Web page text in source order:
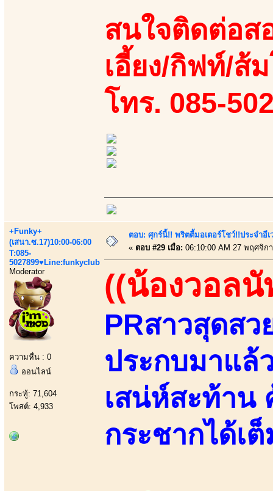
สนใจติดต่อส
เอี้ยง/กิฟท์/ส้
โทร. 085-
+Funky+
(เสนา.ซ.17)10:00-06:00
T:085-
5027899♥Line:funkyclub
Moderator
ความหื่น : 0
ออนไลน์
กระทู้: 71,604
โพสต์: 4,933
ตอบ: ศุกร์นี้!! พริตตี้มอเตอร์โชว์!!ประจำอี
« ตอบ #29 เมื่อ: 06:10:00 AM 27 พฤศจิก
((น้องวอลนั
PRสาวสุดส
ประกบมาแล้
เสน่ห์สะท้าน
กระชากได้เ